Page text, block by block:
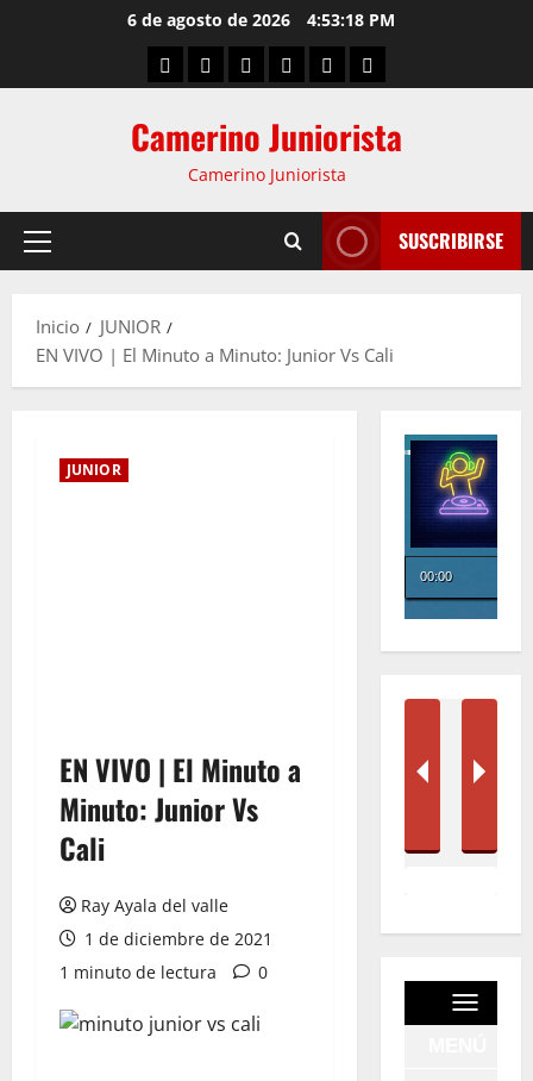
6 de agosto de 2026 4:53:18 PM
Camerino Juniorista
Camerino Juniorista
SUSCRIBIRSE
Inicio
JUNIOR
EN VIVO | El Minuto a Minuto: Junior Vs Cali
JUNIOR
EN VIVO | El Minuto a
Minuto: Junior Vs
Cali
Ray Ayala del valle
1 de diciembre de 2021
1 minuto de lectura
0